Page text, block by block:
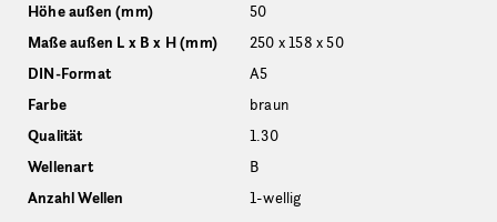
Höhe außen (mm)
50
Maße außen L x B x H (mm)
250 x 158 x 50
DIN-Format
A5
Farbe
braun
Qualität
1.30
Wellenart
B
Anzahl Wellen
1-wellig